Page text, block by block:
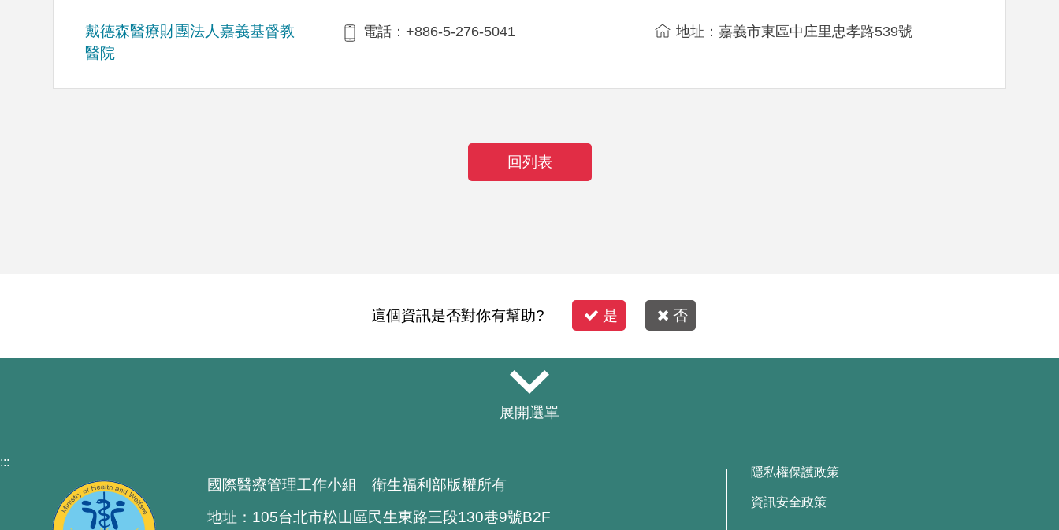
戴德森醫療財團法人嘉義基督教
醫院
電話：+886-5-276-5041 地址：嘉義市東區中庄里忠孝路539號
回列表
這個資訊是否對你有幫助? 是 否
展開選單
:::
國際醫療管理工作小組 衛生福利部版權所有
地址：105台北市松山區民生東路三段130巷9號B2F
隱私權保護政策
資訊安全政策